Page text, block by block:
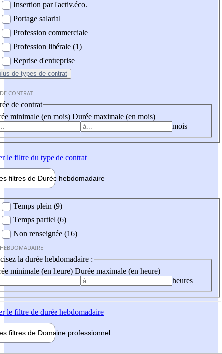
Insertion par l'activ.éco.
Portage salarial
Profession commerciale
Profession libérale (1)
Reprise d'entreprise
de types de contrat
CONTRAT
de contrat
minimale (en mois) Durée maximale (en mois)
mois
le filtre du type de contrat
filtres de Durée hebdomadaire
Temps plein (9)
Temps partiel (6)
Non renseignée (16)
la durée hebdomadaire :
minimale (en heure) Durée maximale (en heure)
heures
le filtre de durée hebdomadaire
filtres de Domaine professionnel